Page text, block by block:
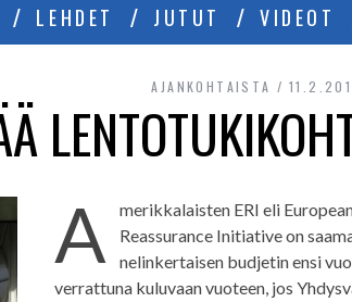
LEHDET JUTUT VIDEOT
AJANKOHTAISTA
A
merikkalaisten ERI eli
Reassurance Initiative on
nelinkertaisen budjetin ensi
verrattuna kuluvaan vuoteen, jos